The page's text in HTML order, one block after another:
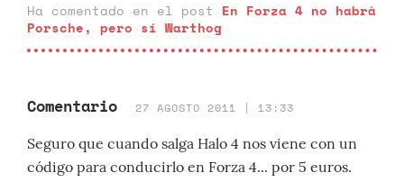
Ha comentado en el post En Forza 4 no habrá
Porsche, pero sí Warthog
Comentario 27 AGOSTO 2011 | 13:33
Seguro que cuando salga Halo 4 nos viene con un
código para conducirlo en Forza 4... por 5 euros.